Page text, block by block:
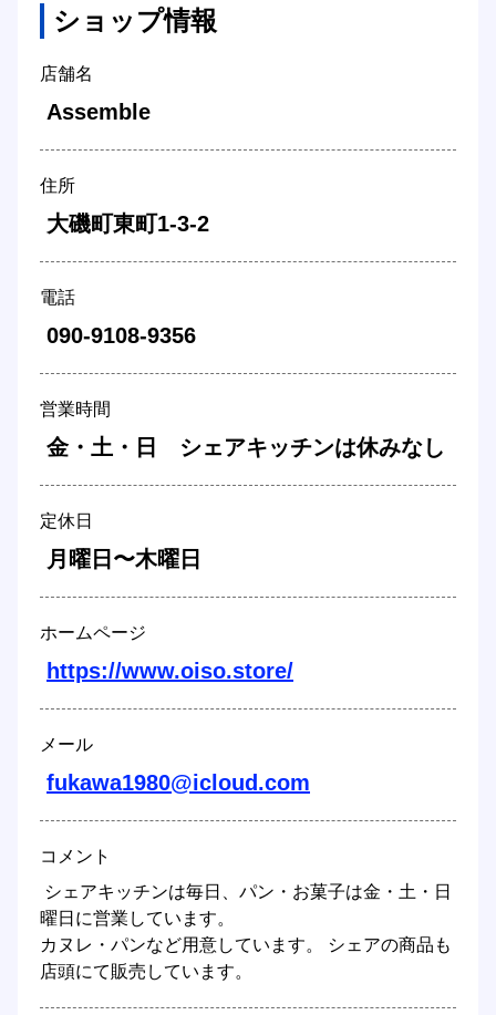
ショップ情報
店舗名
Assemble
住所
大磯町東町1-3-2
電話
090-9108-9356
営業時間
金・土・日　シェアキッチンは休みなし
定休日
月曜日〜木曜日
ホームページ
https://www.oiso.store/
メール
fukawa1980@icloud.com
コメント
曜日に営業しています。
カヌレ・パンなど用意しています。 シェアの商品も
店頭にて販売しています。